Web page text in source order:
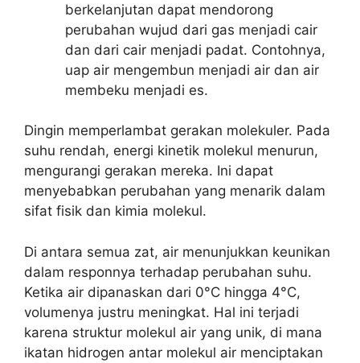
berkelanjutan dapat mendorong
perubahan wujud dari gas menjadi cair
dan dari cair menjadi padat. Contohnya,
uap air mengembun menjadi air dan air
membeku menjadi es.
Dingin memperlambat gerakan molekuler. Pada
suhu rendah, energi kinetik molekul menurun,
mengurangi gerakan mereka. Ini dapat
menyebabkan perubahan yang menarik dalam
sifat fisik dan kimia molekul.
Di antara semua zat, air menunjukkan keunikan
dalam responnya terhadap perubahan suhu.
Ketika air dipanaskan dari 0°C hingga 4°C,
volumenya justru meningkat. Hal ini terjadi
karena struktur molekul air yang unik, di mana
ikatan hidrogen antar molekul air menciptakan